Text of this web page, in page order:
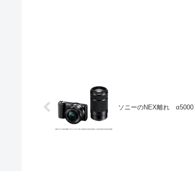
ソニーのNEX離れ α5000